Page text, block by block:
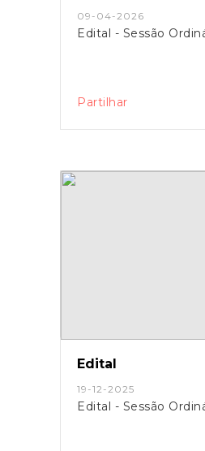
09-04-2026
Edital - Sessão
Partilhar
Edital
19-12-2025
Edital - Sessão